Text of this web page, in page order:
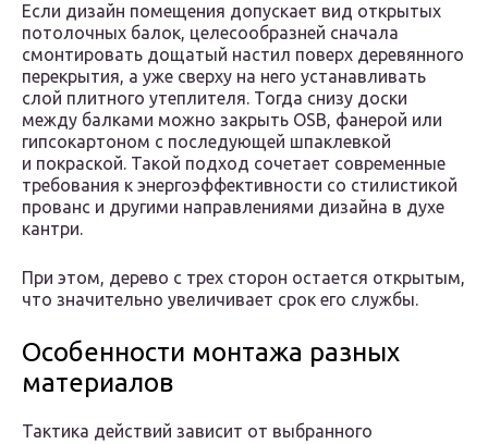
Если дизайн помещения допускает вид открытых
потолочных балок, целесообразней сначала
смонтировать дощатый настил поверх деревянного
перекрытия, а уже сверху на него устанавливать
слой плитного утеплителя. Тогда снизу доски
между балками можно закрыть OSB, фанерой или
гипсокартоном с последующей шпаклевкой
и покраской. Такой подход сочетает современные
требования к энергоэффективности со стилистикой
прованс и другими направлениями дизайна в духе
кантри.
При этом, дерево с трех сторон остается открытым,
что значительно увеличивает срок его службы.
Особенности монтажа разных
материалов
Тактика действий зависит от выбранного